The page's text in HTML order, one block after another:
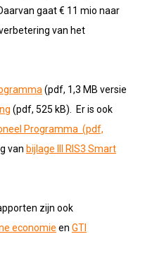
gaat € 11 mio naar
van het
(pdf, 1,3 MB versie
(pdf, 525 kB). Er is ook
Programma (pdf,
van bijlage III RIS3 Smart
zijn ook
economie en GTI